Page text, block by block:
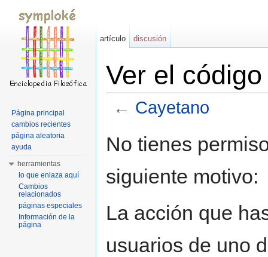
Ver el
← Cayetano
No tienes
siguiente motivo:
La acción que
usuarios de uno
artículo discusión
Página principal
cambios recientes
página aleatoria
ayuda
herramientas
lo que enlaza aquí
Cambios
relacionados
páginas especiales
Información de la
página